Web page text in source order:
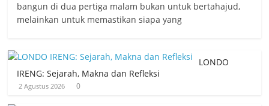
bangun di dua pertiga malam bukan untuk bertahajud,
melainkan untuk memastikan siapa yang
LONDO
IRENG: Sejarah, Makna dan Refleksi
2 Agustus 2026 0